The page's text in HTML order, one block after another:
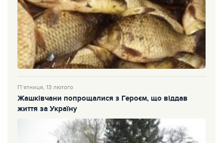
П’ятниця, 13 лютого
Жашківчани попрощалися з Героєм, що віддав
життя за Україну